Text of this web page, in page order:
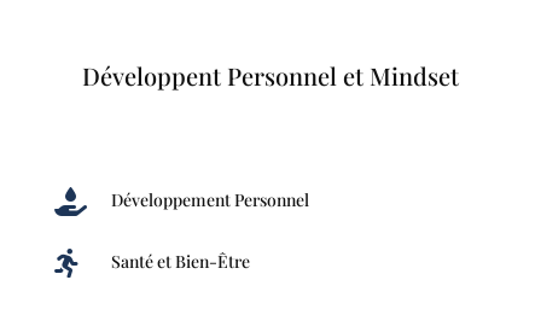
Développent Personnel et Mindset
 Développement Personnel
 Santé et Bien-Être